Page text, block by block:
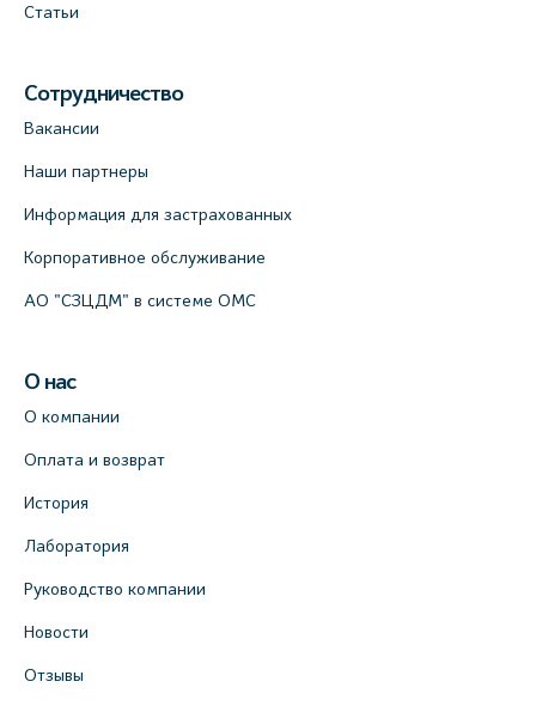
Статьи
Сотрудничество
Вакансии
Наши партнеры
Информация для застрахованных
Корпоративное обслуживание
АО "СЗЦДМ" в системе ОМС
О нас
О компании
Оплата и возврат
История
Лаборатория
Руководство компании
Новости
Отзывы